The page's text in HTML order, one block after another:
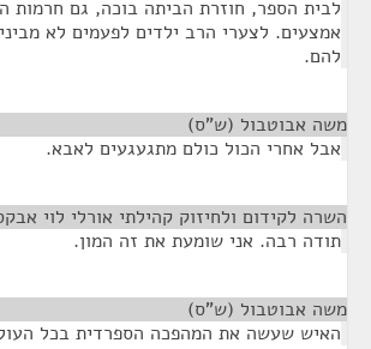
לבית הספר, חוזרת הביתה בוכה, גם חרמות
אמצעים. לצערי הרב ילדים לפעמים לא
להם.
משה אבוטבול (ש"ס)
אבל אחרי הכול כולם מתגעגעים לאבא.
השרה לקידום ולחיזוק קהילתי אורלי לוי
תודה רבה. אני שומעת את זה המון.
משה אבוטבול (ש"ס)
האיש שעשה את המהפכה הספרדית בכל